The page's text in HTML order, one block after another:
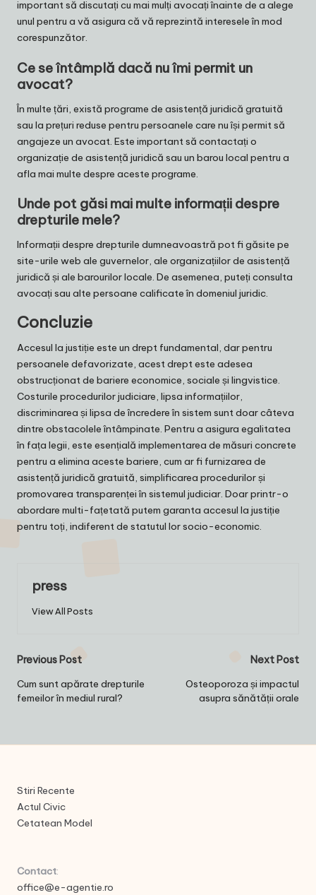
important să discutați cu mai mulți avocați înainte de a alege
unul pentru a vă asigura că vă reprezintă interesele în mod
corespunzător.
Ce se întâmplă dacă nu îmi permit un
avocat?
În multe țări, există programe de asistență juridică gratuită
sau la prețuri reduse pentru persoanele care nu își permit să
angajeze un avocat. Este important să contactați o
organizație de asistență juridică sau un barou local pentru a
afla mai multe despre aceste programe.
Unde pot găsi mai multe informații despre
drepturile mele?
Informații despre drepturile dumneavoastră pot fi găsite pe
site-urile web ale guvernelor, ale organizațiilor de asistență
juridică și ale barourilor locale. De asemenea, puteți consulta
avocați sau alte persoane calificate în domeniul juridic.
Concluzie
Accesul la justiție este un drept fundamental, dar pentru
persoanele defavorizate, acest drept este adesea
obstrucționat de bariere economice, sociale și lingvistice.
Costurile procedurilor judiciare, lipsa informațiilor,
discriminarea și lipsa de încredere în sistem sunt doar câteva
dintre obstacolele întâmpinate. Pentru a asigura egalitatea
în fața legii, este esențială implementarea de măsuri concrete
pentru a elimina aceste bariere, cum ar fi furnizarea de
asistență juridică gratuită, simplificarea procedurilor și
promovarea transparenței în sistemul judiciar. Doar printr-o
abordare multi-fațetată putem garanta accesul la justiție
pentru toți, indiferent de statutul lor socio-economic.
press
View All Posts
Post
navigation
Previous Post
Cum sunt apărate drepturile
femeilor în mediul rural?
Next Post
Osteoporoza și impactul
asupra sănătății orale
Stiri Recente
Actul Civic
Cetatean Model
Contact:
office@e-agentie.ro